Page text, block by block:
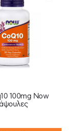
100mg Now